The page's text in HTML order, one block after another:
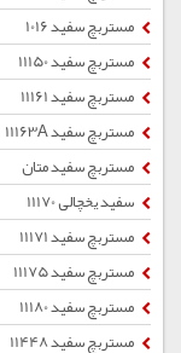
مستربچ سفید 1016
مستربچ سفید 11150
مستربچ سفید 11161
مستربچ سفید 11163A
مستربچ سفید متان
سفید یخچالی 11170
مستربچ سفید 11171
مستربچ سفید 11175
مستربچ سفید 11180
مستربچ سفید 11448